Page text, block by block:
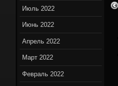
Июль 2022
Июнь 2022
Апрель 2022
Март 2022
Февраль 2022